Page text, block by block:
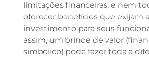
limitações financeiras, e nem
oferecer benefícios que exijam
investimento para seus
assim, um brinde de valor
simbólico) pode fazer toda a